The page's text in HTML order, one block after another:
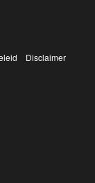
Disclaimer